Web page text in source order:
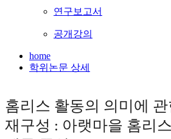
연구보고서
공개강의
home
학위논문 상세
홈리스 활동의 의미에
재구성 : 아랫마을 홈리